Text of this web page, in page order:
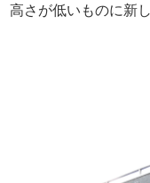
高さが低いものに新